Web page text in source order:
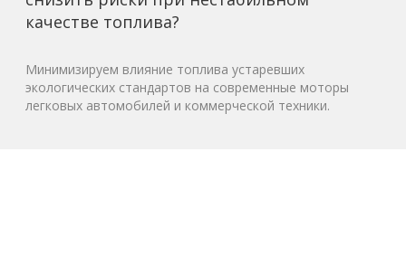
качестве топлива?
Минимизируем влияние топлива устаревших
экологических стандартов на современные моторы
легковых автомобилей и коммерческой техники.